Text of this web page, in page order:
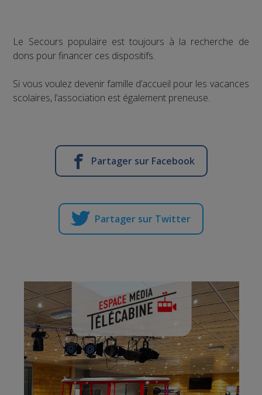
Le Secours populaire est toujours à la recherche de
dons pour financer ces dispositifs.
Si vous voulez devenir famille d’accueil pour les vacances
scolaires, l’association est également preneuse.
Partager sur Facebook
Partager sur Twitter